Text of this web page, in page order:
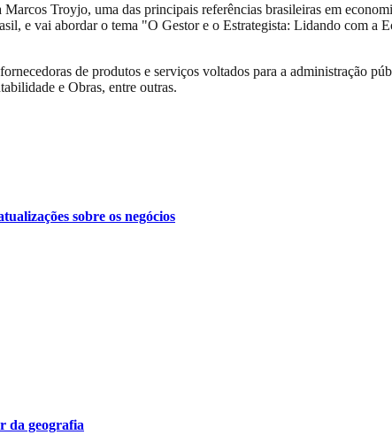
Troyjo, uma das principais referências brasileiras em
e vai abordar o tema "O Gestor e o Estrategista: Lidando com a
de produtos e serviços voltados para a administração
e Obras, entre outras.
sobre os negócios
da geografia